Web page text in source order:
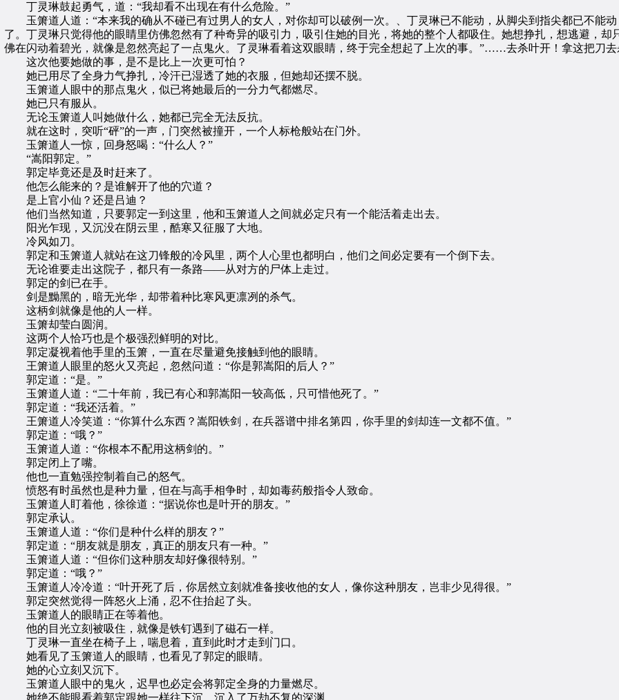
丁灵琳鼓起勇气，道：“我却看不出现在有什么危险。”
玉箫道人道：“本来我的确从不碰已有过男人的女人，对你却可以破例一次。、丁灵琳已不能动，从脚尖到指尖都已不能
了。丁灵琳只觉得他的眼睛里仿佛忽然有了种奇异的吸引力，吸引住她的目光，将她的整个人都吸住。她想挣扎，想逃避，
佛在闪动着碧光，就像是忽然亮起了一点鬼火。了灵琳看着这双眼睛，终于完全想起了上次的事。”……去杀叶开！拿这把刀去
这次他要她做的事，是不是比上一次更可怕？
她已用尽了全身力气挣扎，冷汗已湿透了她的衣服，但她却还摆不脱。
玉箫道人眼中的那点鬼火，似已将她最后的一分力气都燃尽。
她已只有服从。
无论玉箫道人叫她做什么，她都已完全无法反抗。
就在这时，突听“砰”的一声，门突然被撞开，一个人标枪般站在门外。
玉箫道人一惊，回身怒喝：“什么人？”
“嵩阳郭定。”
郭定毕竟还是及时赶来了。
他怎么能来的？是谁解开了他的穴道？
是上官小仙？还是吕迪？
他们当然知道，只要郭定一到这里，他和玉箫道人之间就必定只有一个能活着走出去。
阳光乍现，又沉没在阴云里，酷寒又征服了大地。
冷风如刀。
郭定和玉箫道人就站在这刀锋般的冷风里，两个人心里也都明白，他们之间必定要有一个倒下去。
无论谁要走出这院子，都只有一条路——从对方的尸体上走过。
郭定的剑已在手。
剑是黝黑的，暗无光华，却带着种比寒风更凛冽的杀气。
这柄剑就像是他的人一样。
玉箫却莹白圆润。
这两个人恰巧也是个极强烈鲜明的对比。
郭定凝视着他手里的玉箫，一直在尽量避免接触到他的眼睛。
王箫道人眼里的怒火又亮起，忽然问道：“你是郭嵩阳的后人？”
郭定道：“是。”
玉箫道人道：“二十年前，我已有心和郭嵩阳一较高低，只可惜他死了。”
郭定道：“我还活着。”
王箫道人冷笑道：“你算什么东西？嵩阳铁剑，在兵器谱中排名第四，你手里的剑却连一文都不值。”
郭定道：“哦？”
玉箫道人道：“你根本不配用这柄剑的。”
郭定闭上了嘴。
他也一直勉强控制着自己的怒气。
愤怒有时虽然也是种力量，但在与高手相争时，却如毒药般指令人致命。
玉箫道人盯着他，徐徐道：“据说你也是叶开的朋友。”
郭定承认。
玉箫道人道：“你们是种什么样的朋友？”
郭定道：“朋友就是朋友，真正的朋友只有一种。”
玉箫道人道：“但你们这种朋友却好像很特别。”
郭定道：“哦？”
玉箫道人冷冷道：“叶开死了后，你居然立刻就准备接收他的女人，像你这种朋友，岂非少见得很。”
郭定突然觉得一阵怒火上涌，忍不住抬起了头。
玉箫道人的眼睛正在等着他。
他的目光立刻被吸住，就像是铁钉遇到了磁石一样。
丁灵琳一直坐在椅子上，喘息着，直到此时才走到门口。
她看见了玉箫道人的眼睛，也看见了郭定的眼睛。
她的心立刻又沉下。
玉箫道人眼中的鬼火，迟早也必定会将郭定全身的力量燃尽。
她绝不能眼看着郭定跟她一样往下沉，沉入了万劫不复的深渊。